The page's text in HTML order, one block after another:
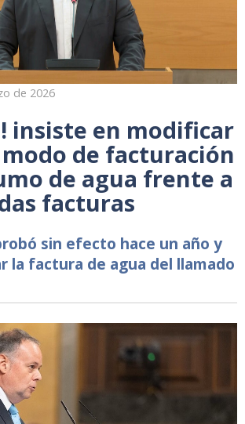
de 2026
insiste en modificar
de facturación
de agua frente a
facturas
sin efecto hace un año y
la factura de agua del llamado